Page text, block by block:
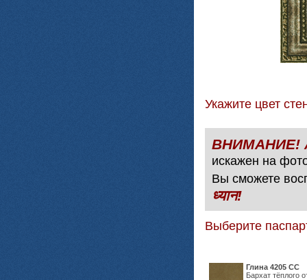
Укажите цвет
искажен на
Вы сможете
ध्यान!
Выберите
Глина 4205 СС
Бархат тёплого